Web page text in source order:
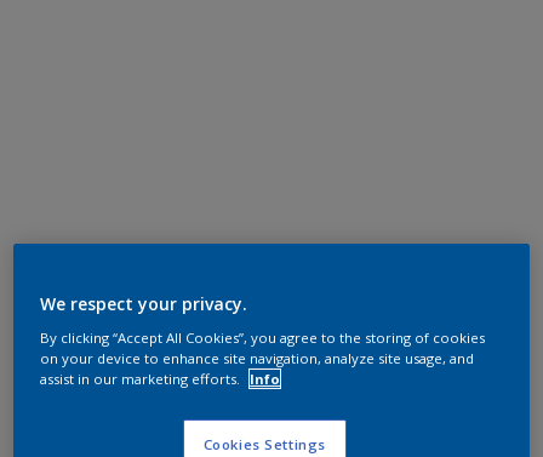
We respect your privacy.
By clicking “Accept All Cookies”, you agree to the storing of cookies
on your device to enhance site navigation, analyze site usage, and
assist in our marketing efforts.
Info
Cookies Settings